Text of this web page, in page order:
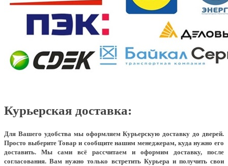
Курьерская доставка:
Для Вашего удобства мы оформляем Курьерскую доставку до дверей.
Просто выберите Товар и сообщите нашим менеджерам, куда нужно его
доставить. Мы сами всё рассчитаем и оформим доставку, после
согласования. Вам нужно только встретить Курьера и получить свои